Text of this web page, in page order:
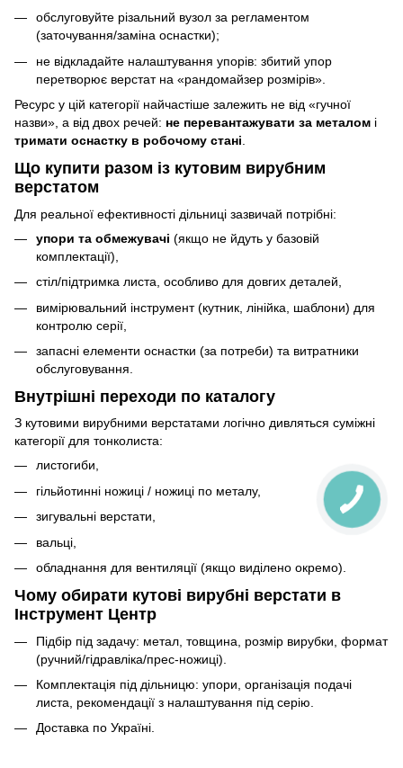
обслуговуйте різальний вузол за регламентом
(заточування/заміна оснастки);
не відкладайте налаштування упорів: збитий упор
перетворює верстат на «рандомайзер розмірів».
Ресурс у цій категорії найчастіше залежить не від «гучної
назви», а від двох речей: не перевантажувати за металом і
тримати оснастку в робочому стані
Що купити разом із кутовим вирубним
верстатом
Для реальної ефективності дільниці зазвичай потрібні:
упори та обмежувачі (якщо не йдуть у базовій
комплектації),
стіл/підтримка листа, особливо для довгих деталей,
вимірювальний інструмент (кутник, лінійка, шаблони) для
контролю серії,
запасні елементи оснастки (за потреби) та витратники
обслуговування.
Внутрішні переходи по каталогу
З кутовими вирубними верстатами логічно дивляться суміжні
категорії для тонколиста:
листогиби,
гільйотинні ножиці / ножиці по металу,
зигувальні верстати,
вальці,
обладнання для вентиляції (якщо виділено окремо).
Чому обирати кутові вирубні верстати в
Інструмент Центр
Підбір під задачу: метал, товщина, розмір вирубки, формат
(ручний/гідравліка/прес-ножиці).
Комплектація під дільницю: упори, організація подачі
листа, рекомендації з налаштування під серію.
Доставка по Україні.